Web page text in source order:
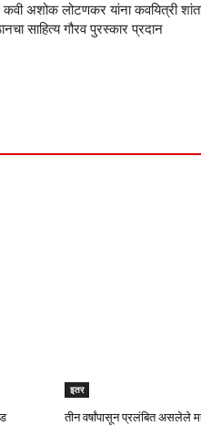
अशोक लोटणकर यांना कवयित्री
साहित्य गौरव पुरस्कार प्रदान
इतर
तीन वर्षांपासून प्रलंबित असलेले